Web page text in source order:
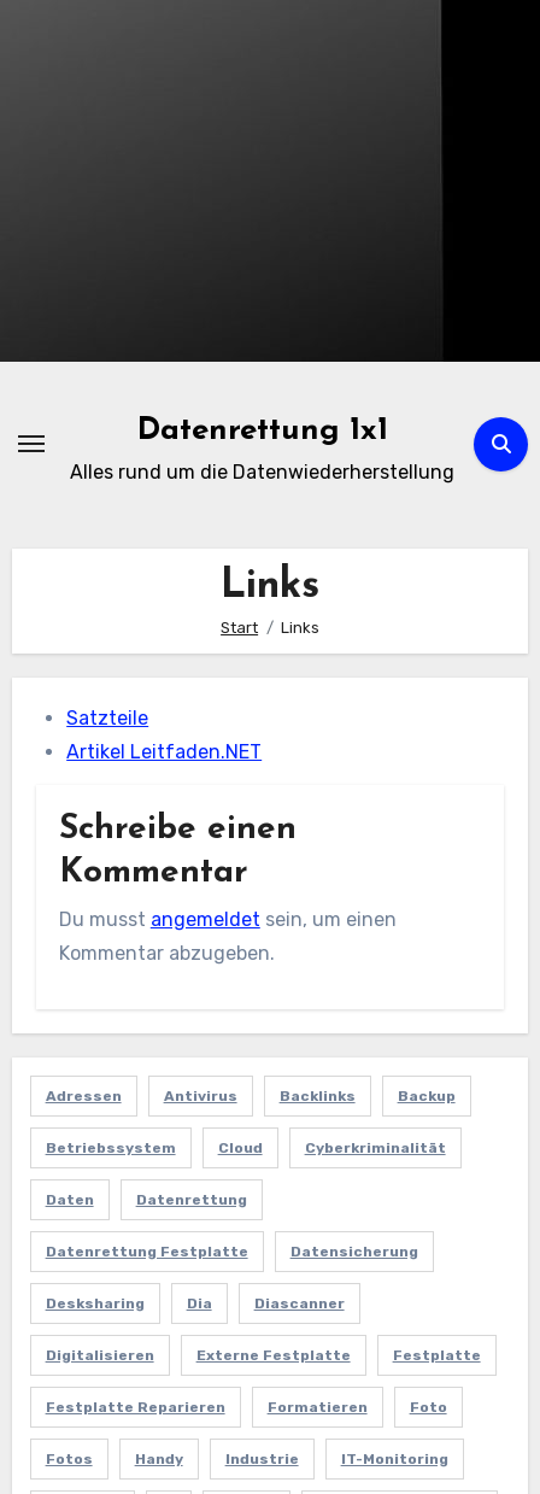
Datenrettung 1x1
Alles rund um die Datenwiederherstellung
Links
Start Links
Satzteile
Artikel Leitfaden.NET
Schreibe einen
Kommentar
Du musst angemeldet sein, um einen
Kommentar abzugeben.
Adressen Antivirus Backlinks Backup
Betriebssystem Cloud Cyberkriminalität
Daten Datenrettung
Datenrettung Festplatte Datensicherung
Desksharing Dia Diascanner
Digitalisieren Externe Festplatte Festplatte
Festplatte Reparieren Formatieren Foto
Fotos Handy Industrie IT-Monitoring